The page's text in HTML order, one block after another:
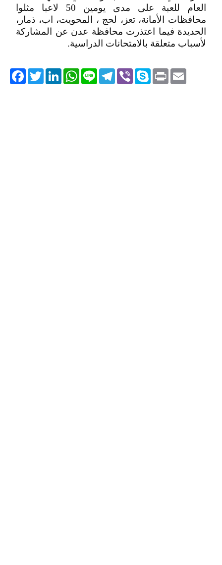
العام للعبة على مدى يومين 50 لاعبا مثلوا
محافظات الأمانة، تعز، لحج ، المحويت، اب، ذمار،
الحديدة فيما اعتذرت محافظة عدن عن المشاركة
لأسباب متعلقة بالامتحانات الدراسية.
TwitterLinkedIn
WhatsApp Line
Telegram ViberSkype PrintEmail